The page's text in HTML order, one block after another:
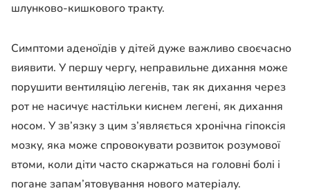
шлунково-кишкового тракту.
Симптоми аденоїдів у дітей дуже важливо своєчасно
виявити. У першу чергу, неправильне дихання може
порушити вентиляцію легенів, так як дихання через
рот не насичує настільки киснем легені, як дихання
носом. У зв’язку з цим з’являється хронічна гіпоксія
мозку, яка може спровокувати розвиток розумової
втоми, коли діти часто скаржаться на головні болі і
погане запам’ятовування нового матеріалу.